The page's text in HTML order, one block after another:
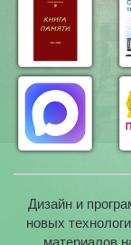
Дизайн и
новых